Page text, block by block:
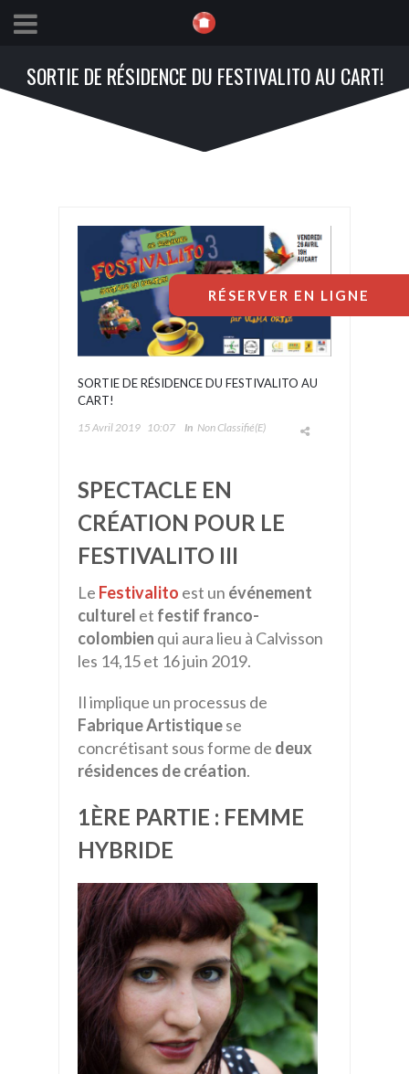
SORTIE DE RÉSIDENCE DU FESTIVALITO AU CART!
SORTIE DE RÉSIDENCE DU FESTIVALITO AU
CART!
15 Avril 2019 10:07 In Non Classifié(e)
SPECTACLE EN
CRÉATION POUR LE
FESTIVALITO III
Le Festivalito est un événement
culturel et festif franco-
colombien qui aura lieu à Calvisson
les 14,15 et 16 juin 2019.
Il implique un processus de
Fabrique Artistiquese
concrétisant sous forme de deux
résidences de création.
1ÈRE PARTIE : FEMME
HYBRIDE
RÉSERVER EN LIGNE